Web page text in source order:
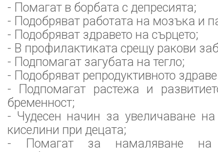
- Помагат в борбата с депресията;
- Подобряват работата на мозъка и
- Подобряват здравето на сърцето;
- В профилактиката срещу ракови
- Подпомагат загубата на тегло;
- Подобряват репродуктивното
- Подпомагат растежа и
бременност;
- Чудесен начин за увеличаване
киселини при децата;
- Помагат за намаляване на